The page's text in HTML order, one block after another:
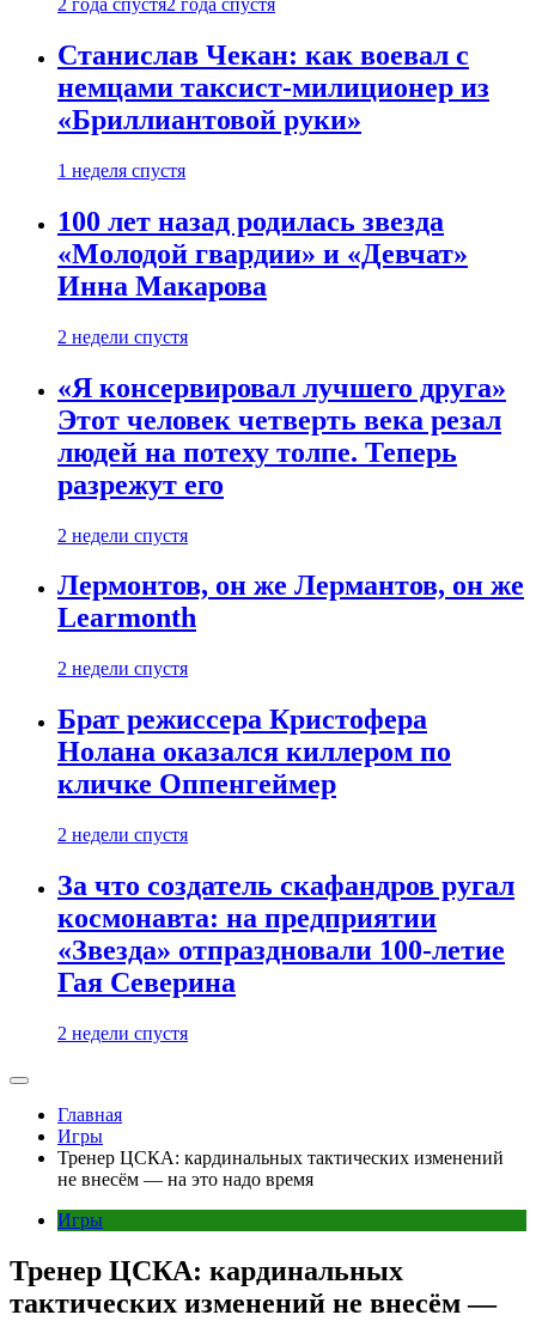
2 года спустя2 года спустя
Станислав Чекан: как воевал с
немцами таксист-милиционер из
«Бриллиантовой руки»
1 неделя спустя
100 лет назад родилась звезда
«Молодой гвардии» и «Девчат»
Инна Макарова
2 недели спустя
«Я консервировал лучшего друга»
Этот человек четверть века резал
людей на потеху толпе. Теперь
разрежут его
2 недели спустя
Лермонтов, он же Лермантов, он же
Learmonth
2 недели спустя
Брат режиссера Кристофера
Нолана оказался киллером по
кличке Оппенгеймер
2 недели спустя
За что создатель скафандров ругал
космонавта: на предприятии
«Звезда» отпраздновали 100-летие
Гая Северина
2 недели спустя
Главная
Игры
Тренер ЦСКА: кардинальных тактических изменений
не внесём — на это надо время
Игры
Тренер ЦСКА: кардинальных
тактических изменений не внесём —